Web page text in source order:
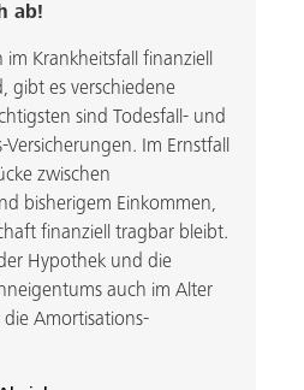
ab!
Krankheitsfall finanziell
gibt es verschiedene
sind Todesfall- und
Im Ernstfall
zwischen
bisherigem Einkommen,
finanziell tragbar bleibt.
Hypothek und die
auch im Alter
Amortisations-